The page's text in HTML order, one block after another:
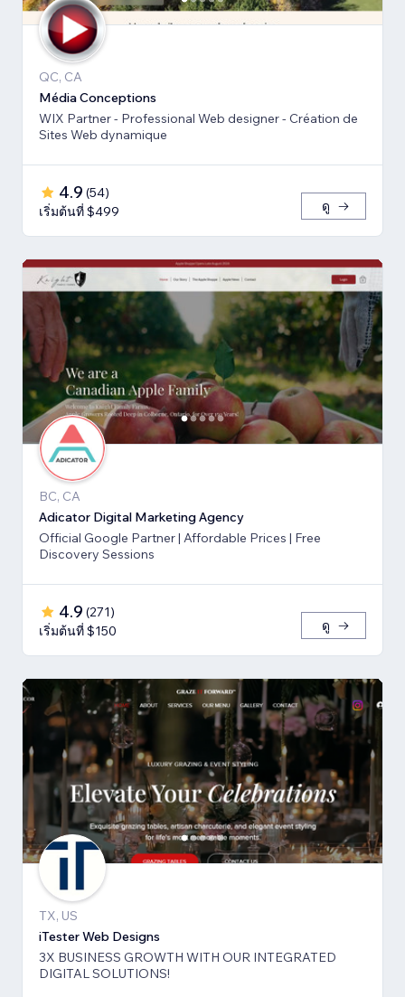
QC, CA
Média Conceptions
WIX Partner - Professional Web designer - Création de
Sites Web dynamique
4.9 (54)
เริ่มต้นที่ $499
ดู
BC, CA
Adicator Digital Marketing Agency
Official Google Partner | Affordable Prices | Free
Discovery Sessions
4.9 (271)
เริ่มต้นที่ $150
ดู
TX, US
iTester Web Designs
3X BUSINESS GROWTH ​WITH OUR INTEGRATED
DIGITAL SOLUTIONS!